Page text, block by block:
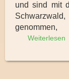
und sind mit
genommen,
Weiterlesen